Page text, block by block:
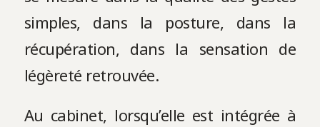
simples, dans la posture, dans la
récupération, dans la sensation de
légèreté retrouvée.
Au cabinet, lorsqu’elle est intégrée à